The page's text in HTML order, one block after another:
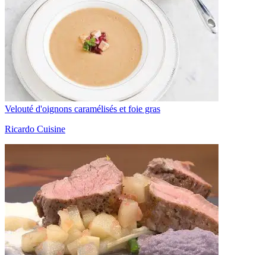
Velouté d'oignons caramélisés et foie gras
Ricardo Cuisine